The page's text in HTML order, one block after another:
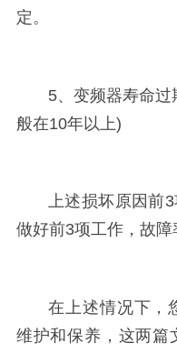
定。
5、变频器寿命
般在10年以上)
上述损坏原因前
做好前3项工作，故障
在上述情况下，
维护和保养，这两篇